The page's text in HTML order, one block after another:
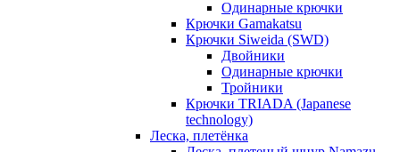
Одинарные крючки
Крючки Gamakatsu
Крючки Siweida (SWD)
Двойники
Одинарные крючки
Тройники
Крючки TRIADA (Japanese
technology)
Леска, плетёнка